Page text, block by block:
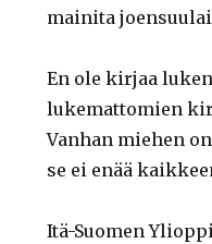
mainita
En ole kirjaa
lukemattomien
Vanhan miehen
se ei enää
Itä-Suomen